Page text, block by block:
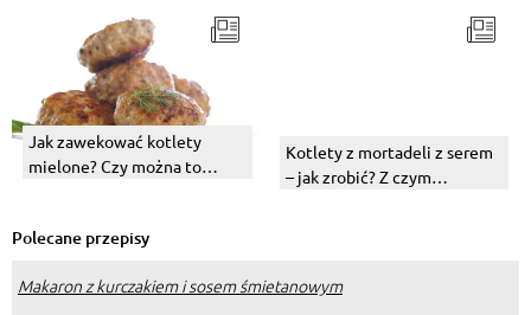
Jak zawekować kotlety
mielone? Czy można to
Kotlety z mortadeli z serem
– jak zrobić? Z czym
podawać?
Polecane przepisy
Makaron z kurczakiem i sosem śmietanowym